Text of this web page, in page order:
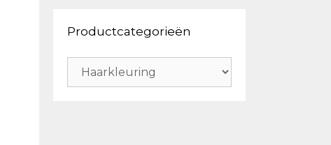
Productcategorieën